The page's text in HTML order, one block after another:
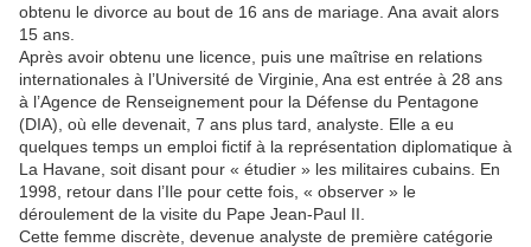
obtenu le divorce au bout de 16 ans de mariage. Ana avait alors
15 ans.
Après avoir obtenu une licence, puis une maîtrise en relations
internationales à l’Université de Virginie, Ana est entrée à 28 ans
à l’Agence de Renseignement pour la Défense du Pentagone
(DIA), où elle devenait, 7 ans plus tard, analyste. Elle a eu
quelques temps un emploi fictif à la représentation diplomatique à
La Havane, soit disant pour « étudier » les militaires cubains. En
1998, retour dans l’Ile pour cette fois, « observer » le
déroulement de la visite du Pape Jean-Paul II.
Cette femme discrète, devenue analyste de première catégorie